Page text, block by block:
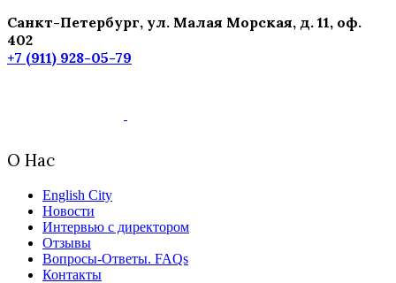
Санкт-Петербург, ул. Малая Морская, д. 11, оф.
402
+7 (911) 928-05-79
О Нас
English City
Новости
Интервью с директором
Отзывы
Вопросы-Ответы. FAQs
Контакты